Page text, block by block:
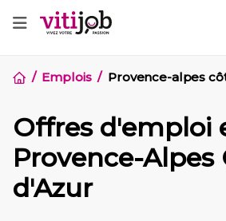
Emplois Provence-alpes
Offres d'emploi
Provence-Alpes
d'Azur